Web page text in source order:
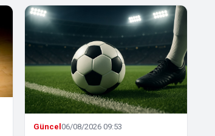
Güncel06/08/2026 09:53